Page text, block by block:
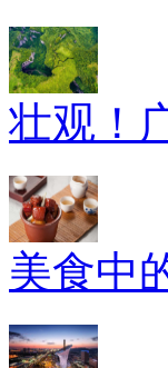
壮观！
美食中